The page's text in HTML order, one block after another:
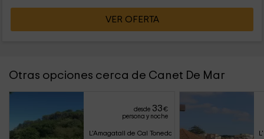
VER OFERTA
Otras opciones cerca de Canet De Mar
desde 33€
persona y noche
L'Amagatall de Cal Tonedor 2